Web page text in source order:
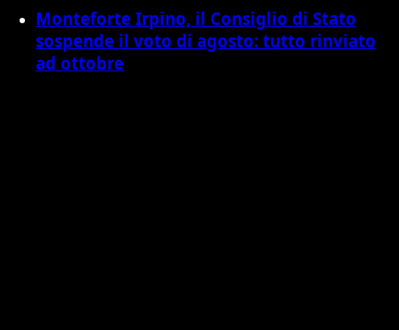
Monteforte Irpino, il Consiglio di Stato
sospende il voto di agosto: tutto rinviato
ad ottobre